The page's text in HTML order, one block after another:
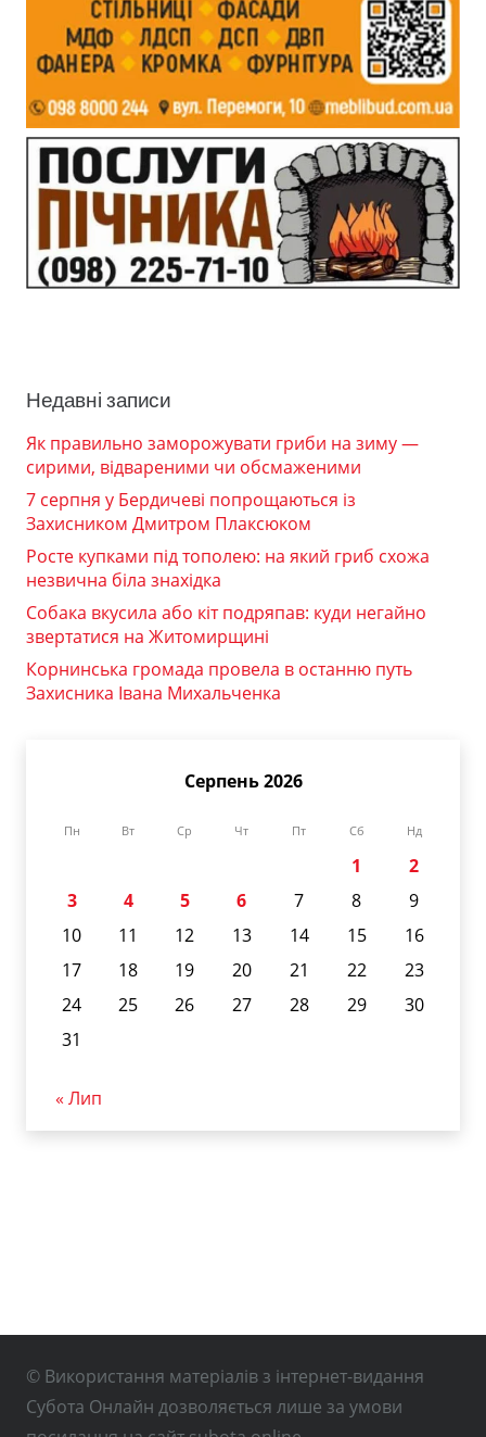
Недавні записи
Як правильно заморожувати гриби на зиму —
сирими, відвареними чи обсмаженими
7 серпня у Бердичеві попрощаються із
Захисником Дмитром Плаксюком
Росте купками під тополею: на який гриб схожа
незвична біла знахідка
Собака вкусила або кіт подряпав: куди негайно
звертатися на Житомирщині
Корнинська громада провела в останню путь
Захисника Івана Михальченка
Серпень 2026
Пн Вт Ср Чт Пт Сб Нд
1
2
3
4 5 6 7 8
9
10
11 12 13 14 15
16
17
18 19 20 21 22
23
24
25 26 27 28 29
30
31
« Лип
© Використання матеріалів з інтернет-видання
Субота Онлайн дозволяється лише за умови